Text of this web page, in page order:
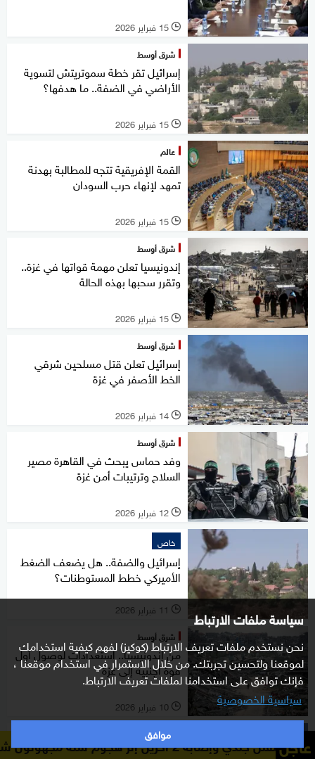
سياسة ملفات الارتباط
نحن نستخدم ملفات تعريف الارتباط (كوكيز) لفهم كيفية استخدامك
لموقعنا ولتحسين تجربتك. من خلال الاستمرار في استخدام موقعنا ،
فإنك توافق على استخدامنا لملفات تعريف الارتباط.
سياسية الخصوصية
موافق
l 15 فبراير 2026
شرق أوسط
إسرائيل تقر خطة سموتريتش لتسوية
الأراضي في الضفة.. ما هدفها؟
l 15 فبراير 2026
عالم
القمة الإفريقية تتجه للمطالبة بهدنة
تمهد لإنهاء حرب السودان
l 15 فبراير 2026
شرق أوسط
إندونيسيا تعلن مهمة قواتها في غزة..
وتقرر سحبها بهذه الحالة
l 15 فبراير 2026
شرق أوسط
إسرائيل تعلن قتل مسلحين شرقي
الخط الأصفر في غزة
l 14 فبراير 2026
شرق أوسط
وفد حماس يبحث في القاهرة مصير
السلاح وترتيبات أمن غزة
l 12 فبراير 2026
خاص
إسرائيل والضفة.. هل يضعف الضغط
الأميركي خطط المستوطنات؟
l 11 فبراير 2026
شرق أوسط
من إندونيسيا.. استعدادات لوصول أول
قوة أجنبية إلى غزة
l 10 فبراير 2026
شرق أوسط
قتلى وجرحى في غارات إسرائيلية عاجل
شرقي دير الزور وزارة